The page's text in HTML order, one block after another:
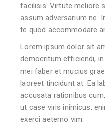
facilisis. Virtute meliore
assum adversarium ne.
te quod accommodare
Lorem ipsum dolor sit
democritum efficiendi,
mei faber et mucius
laoreet tincidunt at. Ea
accusata rationibus
ut case viris inimicus,
exerci aeterno vim.